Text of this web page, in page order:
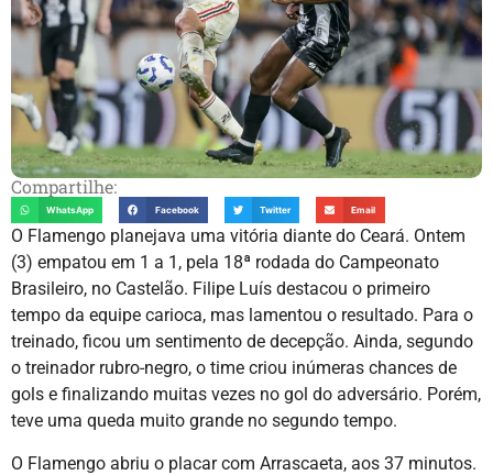
Compartilhe:
WhatsApp Facebook Twitter Email
O Flamengo planejava uma vitória diante do Ceará. Ontem
(3) empatou em 1 a 1, pela 18ª rodada do Campeonato
Brasileiro, no Castelão. Filipe Luís destacou o primeiro
tempo da equipe carioca, mas lamentou o resultado. Para o
treinado, ficou um sentimento de decepção. Ainda, segundo
o treinador rubro-negro, o time criou inúmeras chances de
gols e finalizando muitas vezes no gol do adversário. Porém,
teve uma queda muito grande no segundo tempo.
O Flamengo abriu o placar com Arrascaeta, aos 37 minutos.